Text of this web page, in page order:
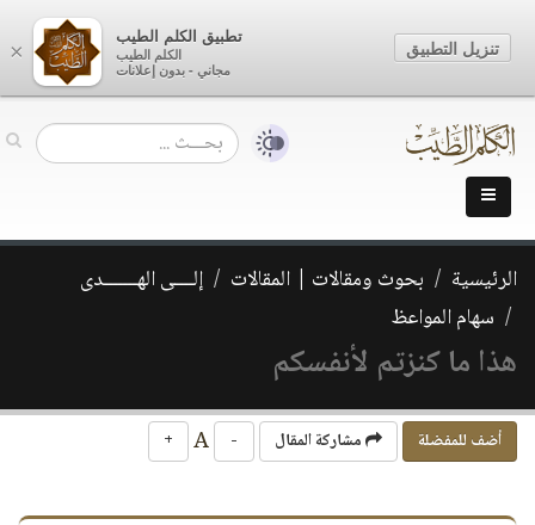
الرئيسية بحوث ومقالات | المقالات
إلــــى الهـــــــدى
سهام المواعظ
هذا ما كنزتم لأنفسكم
أضف للمفضلة مشاركة المقال -
+
×
تطبيق الكلم الطيب
الكلم الطيب
مجاني - بدون إعلانات
تنزيل التطبيق